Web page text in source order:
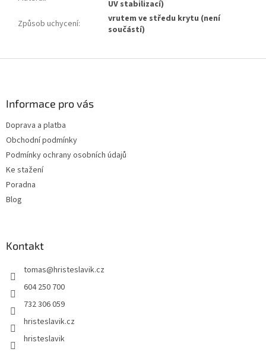
UV stabilizací)
Způsob uchycení:
vrutem ve středu krytu (není
součástí)
Informace pro vás
Doprava a platba
Obchodní podmínky
Podmínky ochrany osobních údajů
Ke stažení
Poradna
Blog
Kontakt
tomas@hristeslavik.cz
604 250 700
732 306 059
hristeslavik.cz
hristeslavik